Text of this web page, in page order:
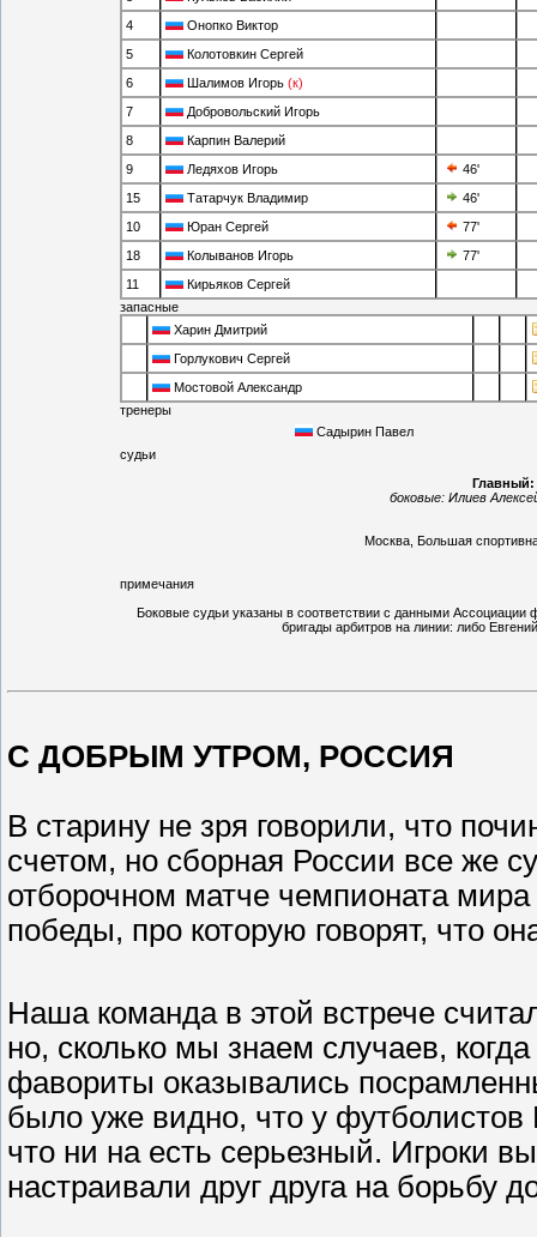
4
Онопко Виктор
5
Колотовкин Сергей
6
Шалимов Игорь (к)
7
Добровольский Игорь
8
Карпин Валерий
9
Ледяхов Игорь
46'
15
Татарчук Владимир
46'
10
Юран Сергей
77'
18
Колыванов Игорь
77'
11
Кирьяков Сергей
запасные
Харин Дмитрий
Горлукович Сергей
Мостовой Александр
тренеры
Садырин Павел
судьи
боковые: Илиев
Москва, Большая
примечания
Боковые судьи указаны в соответствии с данными Ассоциации
бригады арбитров на линии: либо
С ДОБРЫМ УТРОМ, РОССИЯ
В старину не зря говорили, что
счетом, но сборная России все же
отборочном матче чемпионата
победы, про которую говорят, что
Наша команда в этой встрече
но, сколько мы знаем случаев,
фавориты оказывались
было уже видно, что у
что ни на есть серьезный. Игроки
настраивали друг друга на борьбу